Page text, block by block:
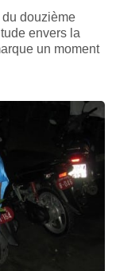
douzième
envers la
un moment